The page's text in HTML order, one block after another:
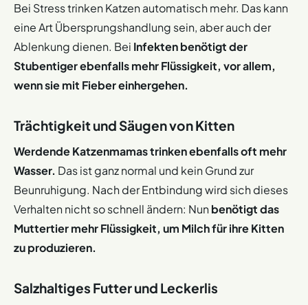
Bei Stress trinken Katzen automatisch mehr. Das kann
eine Art Übersprungshandlung sein, aber auch der
Ablenkung dienen. Bei Infekten benötigt der
Stubentiger ebenfalls mehr Flüssigkeit, vor allem,
wenn sie mit Fieber einhergehen.
Trächtigkeit und Säugen von Kitten
Werdende Katzenmamas trinken ebenfalls oft mehr
Wasser. Das ist ganz normal und kein Grund zur
Beunruhigung. Nach der Entbindung wird sich dieses
Verhalten nicht so schnell ändern: Nunbenötigt das
Muttertier mehr Flüssigkeit, um Milch für ihre Kitten
zu produzieren.
Salzhaltiges Futter und Leckerlis